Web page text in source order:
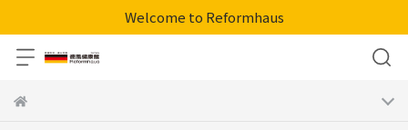
Welcome to Reformhaus